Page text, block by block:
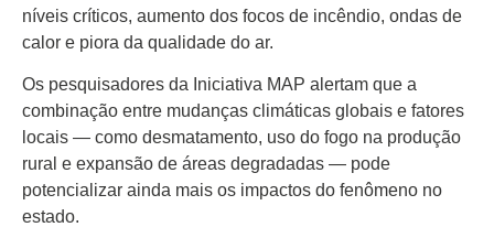
níveis críticos, aumento dos focos de incêndio, ondas de
calor e piora da qualidade do ar.
Os pesquisadores da Iniciativa MAP alertam que a
combinação entre mudanças climáticas globais e fatores
locais — como desmatamento, uso do fogo na produção
rural e expansão de áreas degradadas — pode
potencializar ainda mais os impactos do fenômeno no
estado.